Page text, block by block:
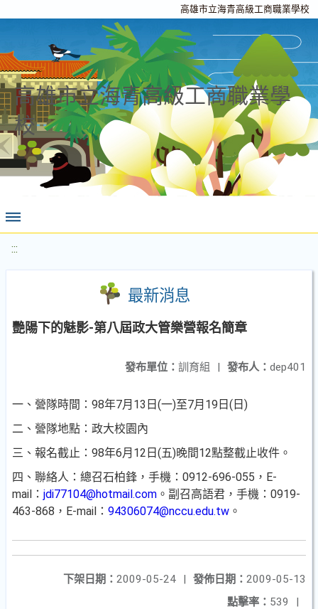
高雄市立海青高級工商職業學校
高雄市立海青高級工商職業學
校
:::
最新消息
艷陽下的魅影-第八屆政大管樂營報名簡章
發布人： dep401
發布單位： 訓育組 |
一、營隊時間：98年7月13日(一)至7月19日(日)
二、營隊地點：政大校園內
三、報名截止：98年6月12日(五)晚間12點整截止收件。
四、聯絡人：總召石柏鋒，手機：0912-696-055，E-
mail： jdi77104@hotmail.com 。副召高語君，手機：0919-
463-868，E-mail： 94306074@nccu.edu.tw 。
發佈日期： 2009-05-13
下架日期： 2009-05-24
|
點擊率： 539 |